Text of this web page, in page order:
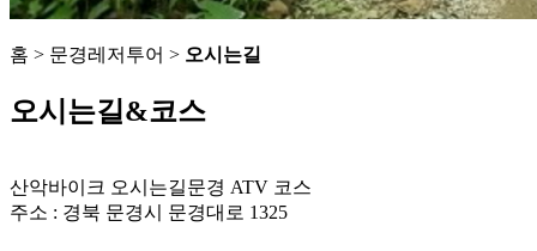
홈 > 문경레저투어 > 오시는길
오시는길&코스
산악바이크 오시는길문경 ATV 코스
주소 : 경북 문경시 문경대로 1325